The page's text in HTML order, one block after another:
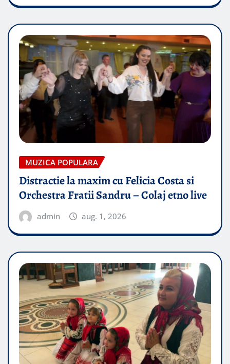
MUZICA POPULARA
Distractie la maxim cu Felicia Costa si
Orchestra Fratii Sandru – Colaj etno live
admin aug. 1, 2026